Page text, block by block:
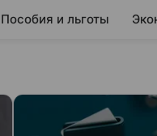
Пособия и льготы